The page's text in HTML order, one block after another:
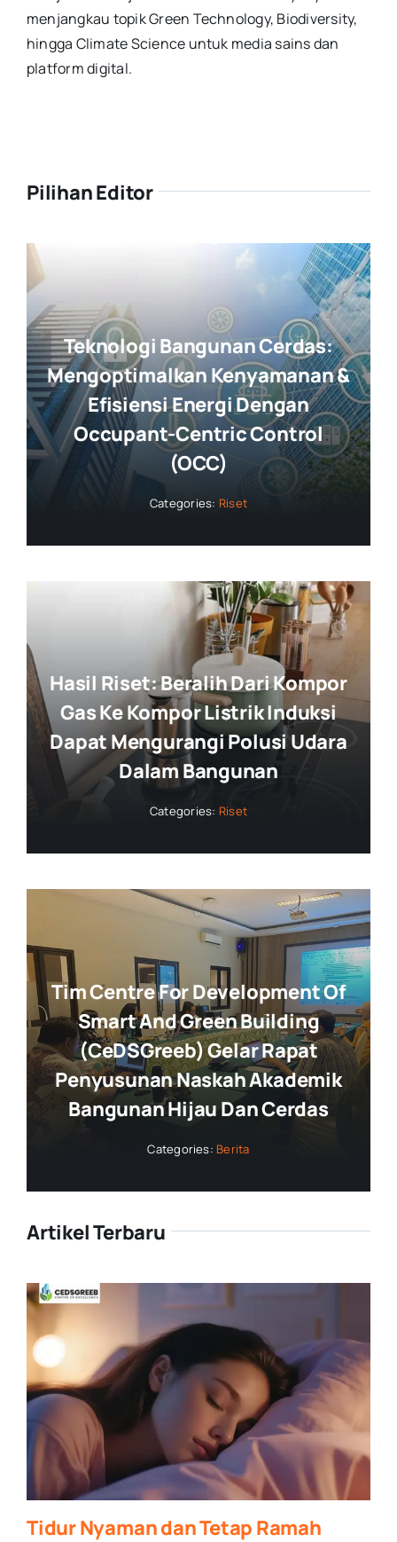
menjangkau topik Green Technology, Biodiversity,
hingga Climate Science untuk media sains dan
platform digital.
Pilihan Editor
Teknologi Bangunan Cerdas:
Mengoptimalkan Kenyamanan &
Efisiensi Energi Dengan
Occupant-Centric Control
(OCC)
Categories: Riset
Hasil Riset: Beralih Dari Kompor
Gas Ke Kompor Listrik Induksi
Dapat Mengurangi Polusi Udara
Dalam Bangunan
Categories: Riset
Tim Centre For Development Of
Smart And Green Building
(CeDSGreeb) Gelar Rapat
Penyusunan Naskah Akademik
Bangunan Hijau Dan Cerdas
Categories: Berita
Artikel Terbaru
Tidur Nyaman dan Tetap Ramah